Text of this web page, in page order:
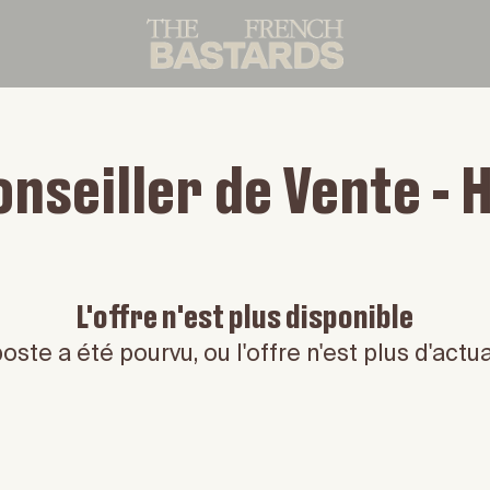
de Vente -
L'offre n'est plus disponible
a été pourvu, ou l'offre n'est plus